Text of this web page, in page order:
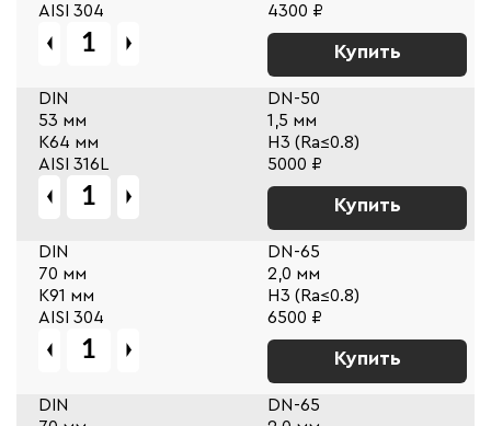
AISI 304
4300 ₽
Купить
DIN
DN-50
53 мм
1,5 мм
К64 мм
Н3 (Ra≤0.8)
AISI 316L
5000 ₽
Купить
DIN
DN-65
70 мм
2,0 мм
К91 мм
Н3 (Ra≤0.8)
AISI 304
6500 ₽
Купить
DIN
DN-65